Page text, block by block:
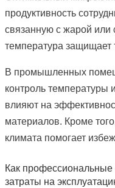
продуктивность
связанную с жарой или
температура защищает
В промышленных
контроль температуры
влияют на
материалов. Кроме
климата помогает
Как
затраты на